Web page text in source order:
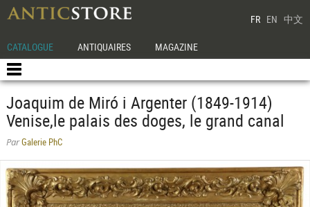
FR EN 中文
CATALOGUE ANTIQUAIRES MAGAZINE
Joaquim de Miró i Argenter (1849-1914)
Venise,le palais des doges, le grand canal
ParGalerie PhC